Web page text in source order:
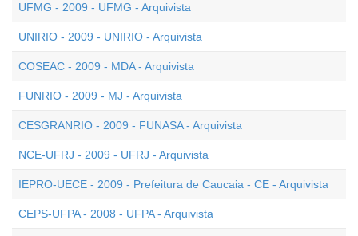
UFMG - 2009 - UFMG - Arquivista
UNIRIO - 2009 - UNIRIO - Arquivista
COSEAC - 2009 - MDA - Arquivista
FUNRIO - 2009 - MJ - Arquivista
CESGRANRIO - 2009 - FUNASA - Arquivista
NCE-UFRJ - 2009 - UFRJ - Arquivista
IEPRO-UECE - 2009 - Prefeitura de Caucaia - CE - Arquivista
CEPS-UFPA - 2008 - UFPA - Arquivista